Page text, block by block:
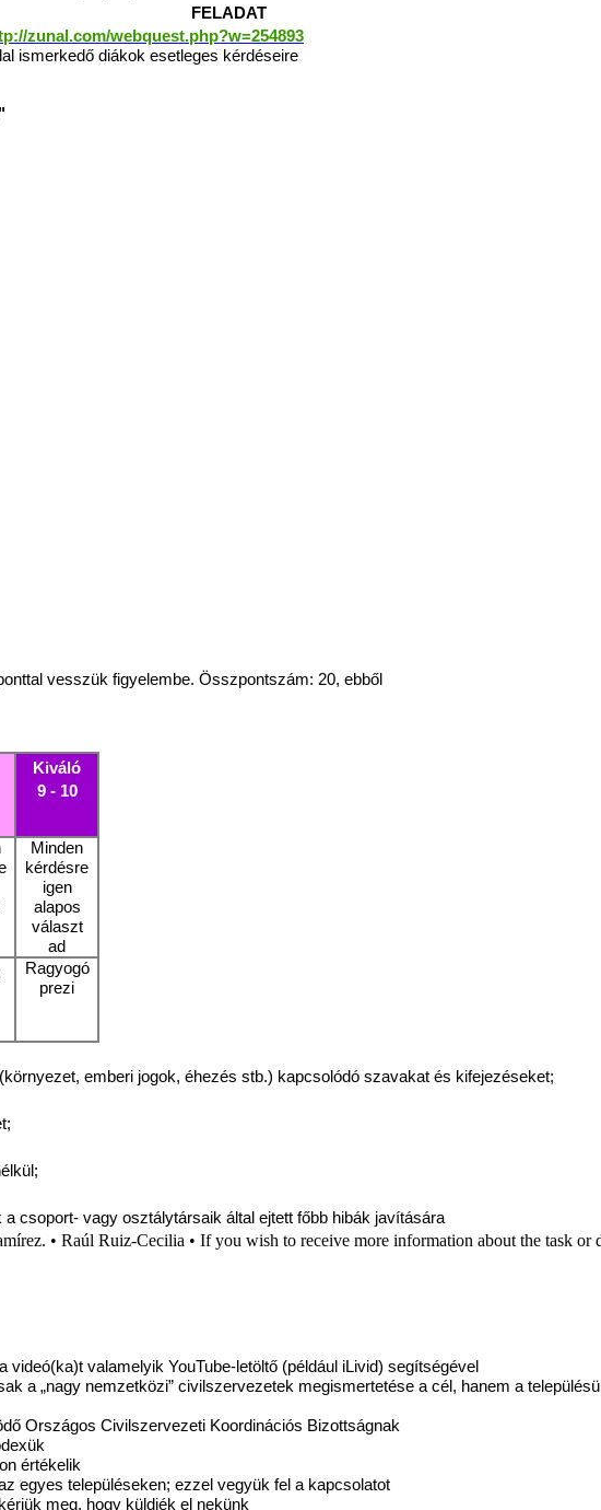
FELADAT
zunal.com/webquest.php?w=254893
ismerkedő diákok esetleges kérdéseire
vesszük figyelembe. Összpontszám: 20, ebből
Kiváló
9 - 10
Minden
kérdésre
igen
alapos
választ
ad
Ragyogó
prezi
emberi jogok, éhezés stb.) kapcsolódó szavakat és kifejezéseket;
csoport- vagy osztálytársaik által ejtett főbb hibák javítására
• Raúl Ruiz-Cecilia • If you wish to receive more information about the task or
valamelyik YouTube-letöltő (például iLivid) segítségével
a „nagy nemzetközi” civilszervezetek megismertetése a cél, hanem a
Országos Civilszervezeti Koordinációs Bizottságnak
értékelik
egyes településeken; ezzel vegyük fel a kapcsolatot
meg, hogy küldjék el nekünk